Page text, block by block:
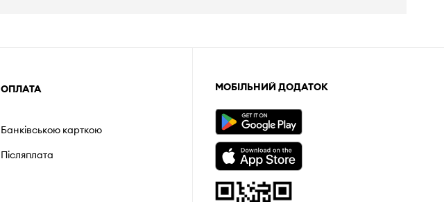
ОПЛАТА
Банківською карткою
Післяплата
МОБІЛЬНИЙ ДОДАТОК